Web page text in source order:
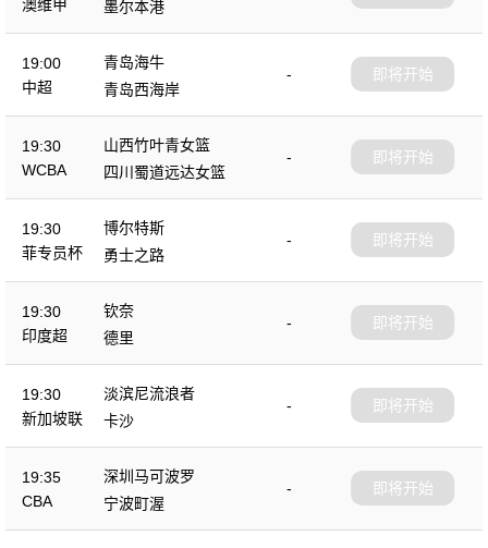
澳维甲
墨尔本港
19:00
中超
青岛海牛
-
青岛西海岸
即将开始
19:30
WCBA
山西竹叶青女篮
-
四川蜀道远达女篮
即将开始
19:30
菲专员杯
博尔特斯
-
勇士之路
即将开始
19:30
印度超
钦奈
-
德里
即将开始
19:30
新加坡联
淡滨尼流浪者
-
卡沙
即将开始
19:35
CBA
深圳马可波罗
-
宁波町渥
即将开始